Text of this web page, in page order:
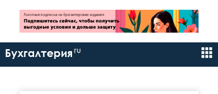
Бухгалтерия ru